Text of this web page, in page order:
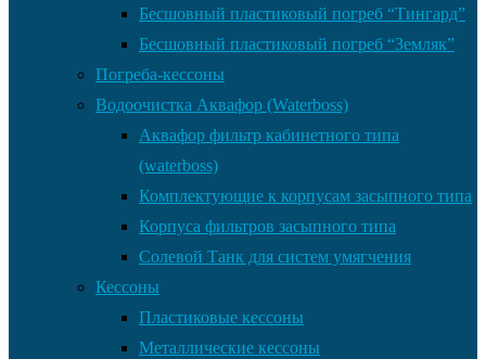
Бесшовный пластиковый погреб “Тингард”
Бесшовный пластиковый погреб “Земляк”
Погреба-кессоны
Водоочистка Аквафор (Waterboss)
Аквафор фильтр кабинетного типа
(waterboss)
Комплектующие к корпусам засыпного типа
Корпуса фильтров засыпного типа
Солевой Танк для систем умягчения
Кессоны
Пластиковые кессоны
Металлические кессоны